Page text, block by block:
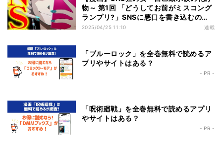
物～ 第1回 「どうしてお前がミスコング
ランプリ?」SNSに悪口を書き込むの
は…
2025/04/25 11:10 連載
「ブルーロック」を全巻無料で読めるア
プリやサイトはある？
- PR -
「呪術廻戦」を全巻無料で読めるアプリ
やサイトはある？
- PR -